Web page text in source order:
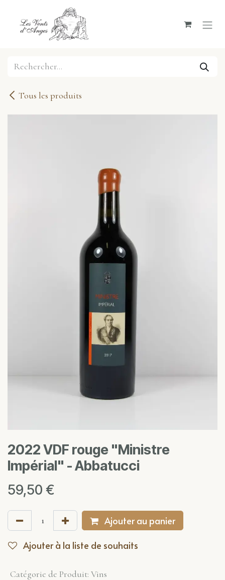
Se rendre au contenu
Tous les produits
2022 VDF rouge "Ministre
Impérial" - Abbatucci
59,50 €
Ajouter au panier
Ajouter à la liste de souhaits
Catégorie de Produit: Vins